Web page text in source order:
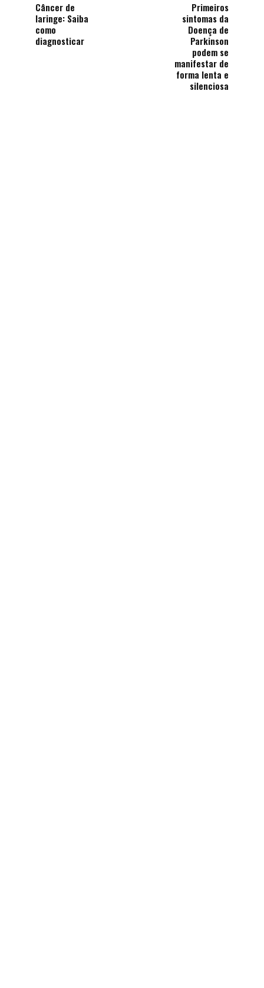
Câncer de
laringe: Saiba
como
diagnosticar
Primeiros
sintomas da
Doença de
Parkinson
podem se
manifestar de
forma lenta e
silenciosa